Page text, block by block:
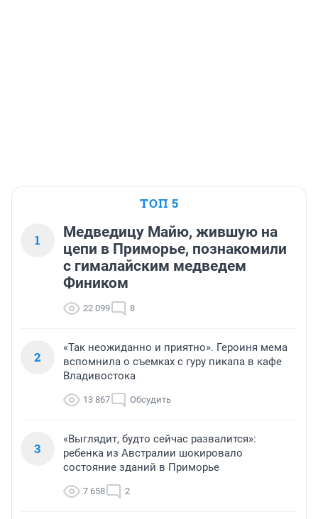
ТОП 5
1
Медведицу Майю, жившую на
цепи в Приморье, познакомили
с гималайским медведем
Фиником
22 099 8
2
«Так неожиданно и приятно». Героиня мема
вспомнила о съемках с гуру пикапа в кафе
Владивостока
13 867 Обсудить
3
«Выглядит, будто сейчас развалится»:
ребенка из Австралии шокировало
состояние зданий в Приморье
7 658 2